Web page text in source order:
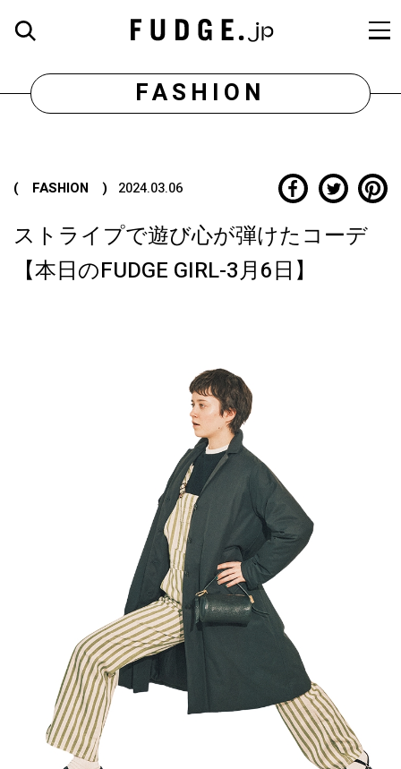
FASHION
( FASHION ) 2024.03.06
ストライプで遊び心が弾けたコーデ
【本日のFUDGE GIRL-3月6日】